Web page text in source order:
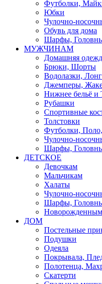
Футболки,
Юбки
Чулочно-
Обувь для дома
Шарфы,
МУЖЧИНАМ
Домашняя
Брюки, Шорты
Водолазки,
Джемперы,
Нижнее бельё и
Рубашки
Спортивные
Толстовки
Футболки,
Чулочно-
Шарфы,
ДЕТСКОЕ
Девочкам
Мальчикам
Халаты
Чулочно-
Шарфы,
Новорожденным
ДОМ
Постельные
Подушки
Одеяла
Покрывала,
Полотенца,
Скатерти